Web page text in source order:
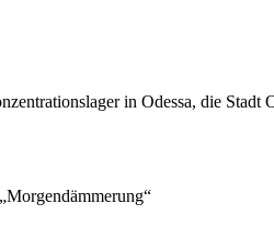
in Odessa, die Stadt